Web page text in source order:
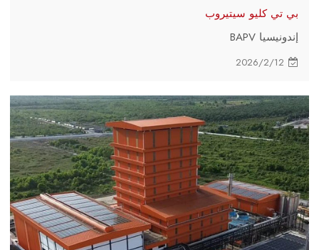
بي تي كليو سيتيروب
إندونيسيا BAPV
2026/2/12